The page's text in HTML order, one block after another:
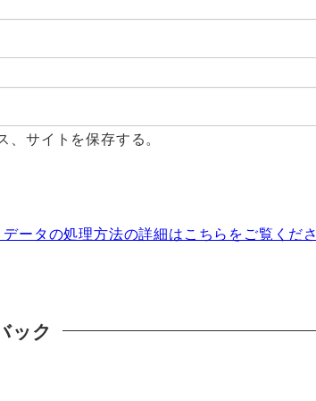
サイトを保存する。
ータの処理方法の詳細はこちらをご覧くださ
ック